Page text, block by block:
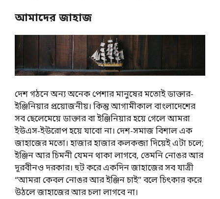
আমাদের জাহাজ
দেশ গঠনে অন্য অনেক পেশার মানুষের মতোই ডাক্তার-
ইঞ্জিনিয়ার প্রয়োজনীয়। কিন্তু আগামীকাল বাংলাদেশের
সব ছেলেমেয়ে ডাক্তার বা ইঞ্জিনিয়ার হয়ে গেলে আমরা
ইউএস-ইউরোপ হয়ে যাবো না। দেশ-সমাজ বিশাল এক
জাহাজের মতো। হাজার হাজার কলকব্জা দিয়েই এটা চলে;
ইঞ্জিন আর চিমনী যেমন থাকা লাগবে, তেমনি নোঙর আর
দূরবীনও দরকার। হুট করে একদিন জাহাজের সব যাত্রী
“আমরা কেবল নোঙর আর ইঞ্জিন চাই” বলে চিৎকার করে
উঠলে জাহাজের আর চলা লাগবে না।